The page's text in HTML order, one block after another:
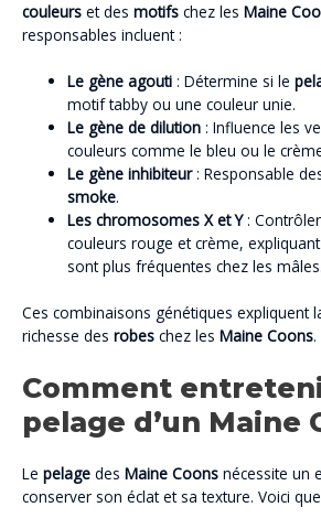
couleurs et des motifs chez les Maine
responsables incluent :
Le gène agouti : Détermine si le
motif tabby ou une couleur unie.
Le gène de dilution : Influence les
couleurs comme le bleu ou le
Le gène inhibiteur: Responsable
smoke.
Les chromosomes X et Y:
couleurs rouge et crème,
sont plus fréquentes chez les mâles.
Ces combinaisons génétiques expliquent
richesse des robes chez les Maine Coons.
Comment
pelage d’un Maine
Le pelage des Maine Coons nécessite un
conserver son éclat et sa texture. Voici